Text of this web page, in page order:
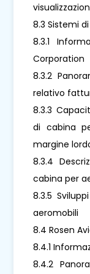
8.3 Sistemi
8.3.1
Corporation
8.3.2
relativo
8.3.3
di cabina
margine
8.3.4
cabina per
8.3.5
aeromobili
8.4 Rosen
8.4.1
8.4.2